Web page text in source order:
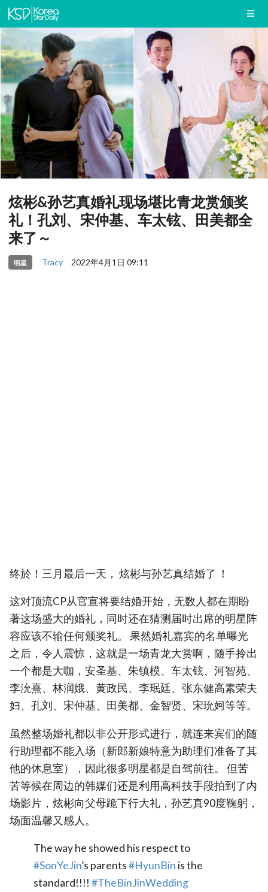
炫彬&孙艺真婚礼现场堪比青龙赏颁奖
礼！孔刘、宋仲基、车太铉、田美都全
来了～
明星 Tracy 2022年4月1日 09:11
终於！三月最后一天， 炫彬与孙艺真结婚了 ！
这对顶流CP从官宣将要结婚开始，无数人都在期盼
著这场盛大的婚礼，同时还在猜测届时出席的明星阵
容应该不输任何颁奖礼。 果然婚礼嘉宾的名单曝光
之后，令人震惊，这就是一场青龙大赏啊，随手拎出
一个都是大咖，安圣基、朱镇模、车太铉、河智苑、
李沇熹、林润娥、黄政民、李珉廷、张东健高素荣夫
妇、孔刘、宋仲基、田美都、金智贤、宋玧妸等等。
虽然整场婚礼都以非公开形式进行，就连来宾们的随
行助理都不能入场（新郎新娘特意为助理们准备了其
他的休息室），因此很多明星都是自驾前往。 但苦
苦等候在周边的韩媒们还是利用高科技手段拍到了内
场影片，炫彬向父母跪下行大礼，孙艺真90度鞠躬，
场面温馨又感人。
The way he showed his respect to
#SonYeJin’s parents#HyunBin is the
standard!!!! #TheBinJinWedding